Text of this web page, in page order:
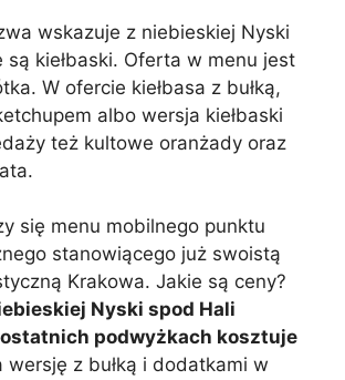
wskazuje z niebieskiej Nyski
są kiełbaski. Oferta w menu jest
W ofercie kiełbasa z bułką,
albo wersja kiełbaski
też kultowe oranżady oraz
się menu mobilnego punktu
stanowiącego już swoistą
Krakowa. Jakie są ceny?
Nyski spod Hali
podwyżkach kosztuje
wersję z bułką i dodatkami w